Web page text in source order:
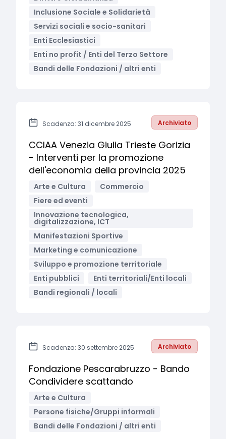
Inclusione Sociale e Solidarietà
Servizi sociali e socio-sanitari
Enti Ecclesiastici
Enti no profit / Enti del Terzo Settore
Bandi delle Fondazioni / altri enti
Scadenza: 31 dicembre 2025 Archiviato
CCIAA Venezia Giulia Trieste Gorizia
- Interventi per la promozione
dell'economia della provincia 2025
Arte e Cultura
Commercio
Fiere ed eventi
Innovazione tecnologica,
digitalizzazione, ICT
Manifestazioni Sportive
Marketing e comunicazione
Sviluppo e promozione territoriale
Enti pubblici
Enti territoriali/Enti locali
Bandi regionali / locali
Scadenza: 30 settembre 2025 Archiviato
Fondazione Pescarabruzzo - Bando
Condividere scattando
Arte e Cultura
Persone fisiche/Gruppi informali
Bandi delle Fondazioni / altri enti